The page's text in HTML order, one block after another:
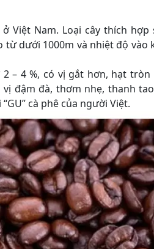
Việt Nam. Loại cây thích hợp
từ dưới 1000m và nhiệt độ vào
– 4 %, có vị gắt hơn, hạt tròn
đậm đà, thơm nhẹ, thanh
cà phê của người Việt.